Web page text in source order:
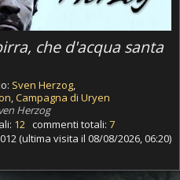
che d'acqua santa
Sven Herzog,
,Campagna di Uryen
Herzog
12 commenti totali: 7
(ultima visita il 08/08/2026, 06:20)